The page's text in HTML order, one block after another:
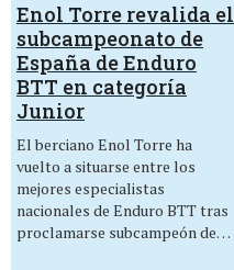
Enol Torre revalida el
subcampeonato de
España de Enduro
BTT en categoría
Junior
El berciano Enol Torre ha
vuelto a situarse entre los
mejores especialistas
nacionales de Enduro BTT tras
proclamarse subcampeón de…